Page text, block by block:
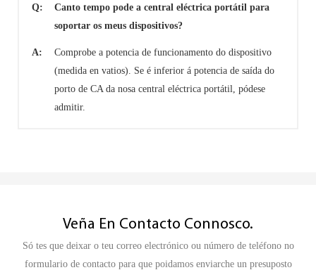
Q:
Canto tempo pode a central eléctrica portátil para
soportar os meus dispositivos?
A:
Comprobe a potencia de funcionamento do dispositivo
(medida en vatios). Se é inferior á potencia de saída do
porto de CA da nosa central eléctrica portátil, pódese
admitir.
Veña En Contacto Connosco.
Só tes que deixar o teu correo electrónico ou número de teléfono no
formulario de contacto para que poidamos enviarche un presuposto